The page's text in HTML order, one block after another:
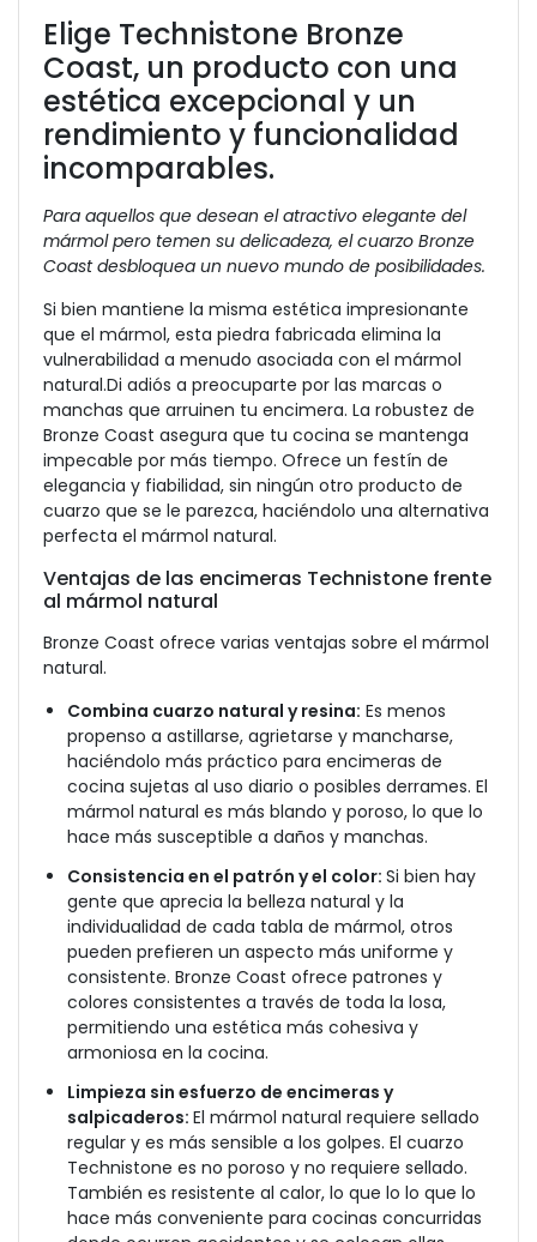
Elige Technistone Bronze
Coast, un producto con una
estética excepcional y un
rendimiento y funcionalidad
incomparables.
Para aquellos que desean el atractivo elegante del
mármol pero temen su delicadeza, el cuarzo Bronze
Coast desbloquea un nuevo mundo de posibilidades.
Si bien mantiene la misma estética impresionante
que el mármol, esta piedra fabricada elimina la
vulnerabilidad a menudo asociada con el mármol
natural.Di adiós a preocuparte por las marcas o
manchas que arruinen tu encimera. La robustez de
Bronze Coast asegura que tu cocina se mantenga
impecable por más tiempo. Ofrece un festín de
elegancia y fiabilidad, sin ningún otro producto de
cuarzo que se le parezca, haciéndolo una alternativa
perfecta el mármol natural.
Ventajas de las encimeras Technistone frente
al mármol natural
Bronze Coast ofrece varias ventajas sobre el mármol
natural.
Combina cuarzo natural y resina: Es menos
propenso a astillarse, agrietarse y mancharse,
haciéndolo más práctico para encimeras de
cocina sujetas al uso diario o posibles derrames. El
mármol natural es más blando y poroso, lo que lo
hace más susceptible a daños y manchas.
Consistencia en el patrón y el color: Si bien hay
gente que aprecia la belleza natural y la
individualidad de cada tabla de mármol, otros
pueden prefieren un aspecto más uniforme y
consistente. Bronze Coast ofrece patrones y
colores consistentes a través de toda la losa,
permitiendo una estética más cohesiva y
armoniosa en la cocina.
Limpieza sin esfuerzo de encimeras y
salpicaderos: El mármol natural requiere sellado
regular y es más sensible a los golpes. El cuarzo
Technistone es no poroso y no requiere sellado.
También es resistente al calor, lo que lo lo que lo
hace más conveniente para cocinas concurridas